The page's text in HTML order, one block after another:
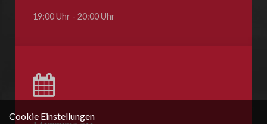
Cookie Einstellungen
19:00 Uhr - 20:00 Uhr